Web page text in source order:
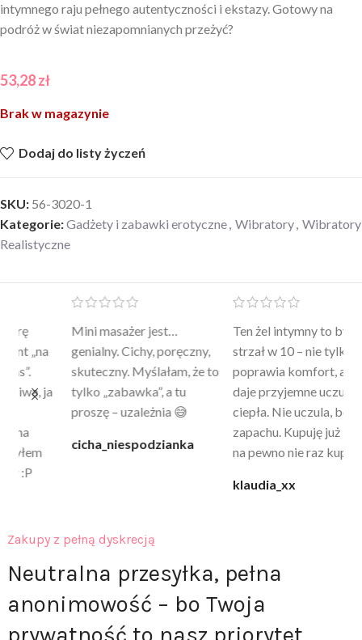
intymnego raju pełnego autentyczności i ekstazy. Gotowy na
podróż w świat niezapomnianych przeżyć?
53,28zł
Brak w magazynie
Dodaj do listy życzeń
SKU: 56-3020-1
Kategorie:Gadżety i zabawki erotyczne, Wibratory, Wibratory
Realistyczne
Mini masażer jest…
genialny. Cichy, poręczny,
skuteczny. Myślałam, że to
tylko „zabawka”, a tu
proszę – uzależnia 😅
cicha_niespodzianka
Ten żel intymny to był
strzał w 10 – nie tylko
poprawia komfort, ale też
daje przyjemne uczucie
ciepła. Nie uczula, bez
zapachu. Kupuję już 3 raz i
na pewno nie raz kupie
klaudia_xx
Zakupy z pełną dyskrecją
Neutralna przesyłka, pełna
anonimowość – bo Twoja
prywatność to nasz priorytet.